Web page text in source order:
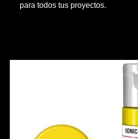
para todos tus proyectos.